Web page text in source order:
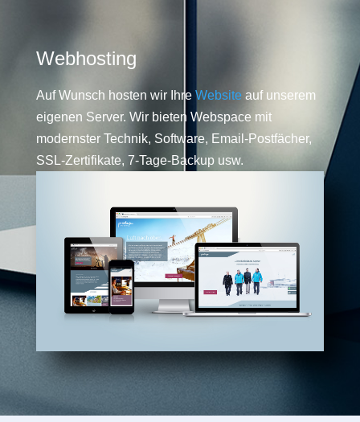
Webhosting
Auf Wunsch hosten wir Ihre Website auf unserem
eigenen Server. Wir bieten Webspace mit
modernster Technik, Software, Email-Postfächer,
SSL-Zertifikate, 7-Tage-Backup usw.